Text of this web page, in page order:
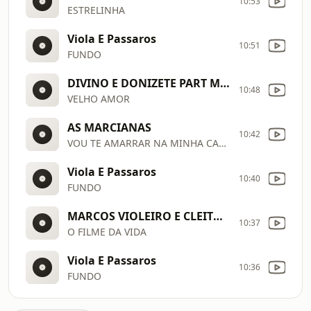
ESTRELINHA
Viola E Passaros
FUNDO
10:51
DIVINO E DONIZETE PART MATOGROSSO E MATHIAS
VELHO AMOR
10:48
AS MARCIANAS
VOU TE AMARRAR NA MINHA CAMA
10:42
Viola E Passaros
FUNDO
10:40
MARCOS VIOLEIRO E CLEITO TORRES
O FILME DA VIDA
10:37
Viola E Passaros
FUNDO
10:36